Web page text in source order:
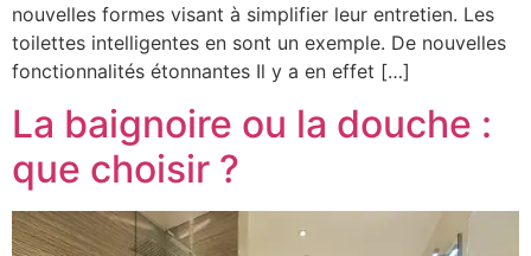
nouvelles formes visant à simplifier leur entretien. Les
toilettes intelligentes en sont un exemple. De nouvelles
fonctionnalités étonnantes Il y a en effet […]
La baignoire ou la douche :
que choisir ?